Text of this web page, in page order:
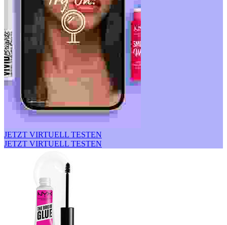
JETZT VIRTUELL TESTEN
JETZT VIRTUELL TESTEN